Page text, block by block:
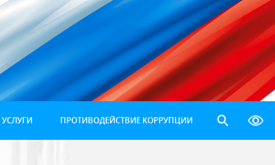
ПРОТИВОДЕЙСТВИЕ КОРРУПЦИИ